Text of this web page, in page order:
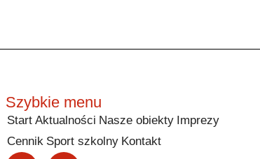
Szybkie menu
Start Aktualności Nasze obiekty Imprezy
Cennik Sport szkolny Kontakt